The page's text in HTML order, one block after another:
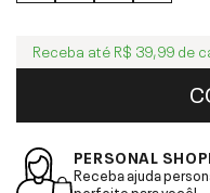
Receba até R$ 39,99 de
PERSONAL
Receba ajuda